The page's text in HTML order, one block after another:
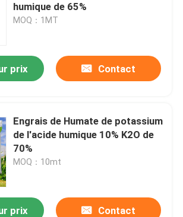
humique de 65%
MOQ：1MT
prix Contact
Engrais de Humate de potassium
de l'acide humique 10% K2O de
70%
MOQ：10mt
prix Contact